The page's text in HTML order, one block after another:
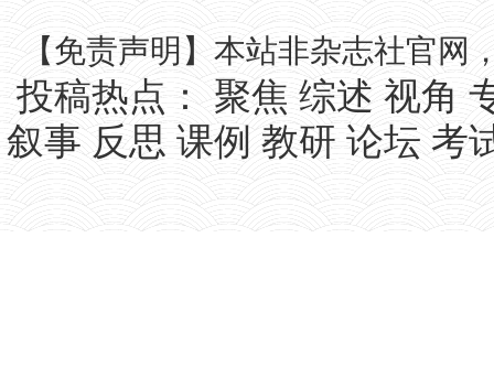
【免责声明】本站非杂志社官
投稿热点：聚焦 综述 视角
叙事 反思 课例 教研 论坛 考